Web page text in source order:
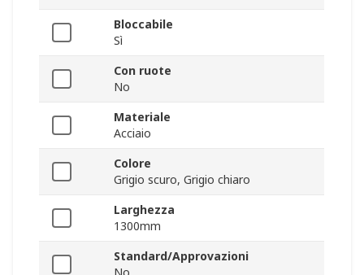
Bloccabile
Sì
Con ruote
No
Materiale
Acciaio
Colore
Grigio scuro, Grigio chiaro
Larghezza
1300mm
Standard/Approvazioni